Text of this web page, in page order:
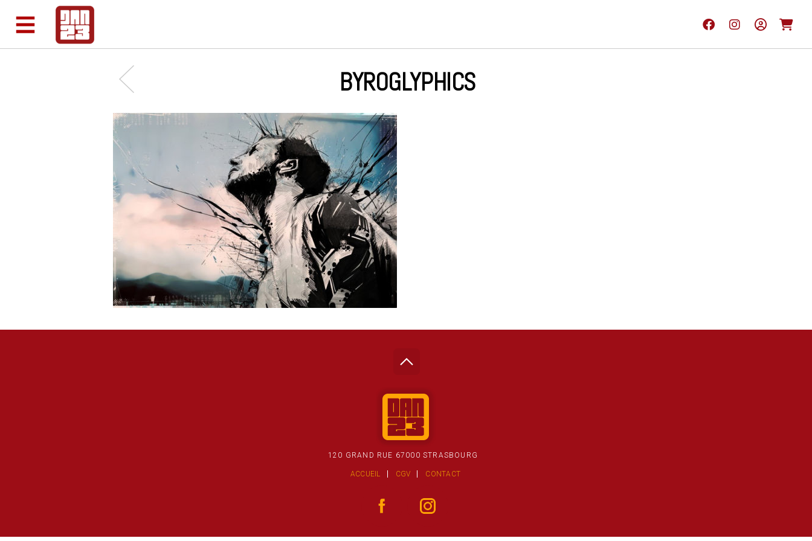
BYROGLYPHICS
120 GRAND RUE 67000 STRASBOURG
ACCUEIL CGV CONTACT